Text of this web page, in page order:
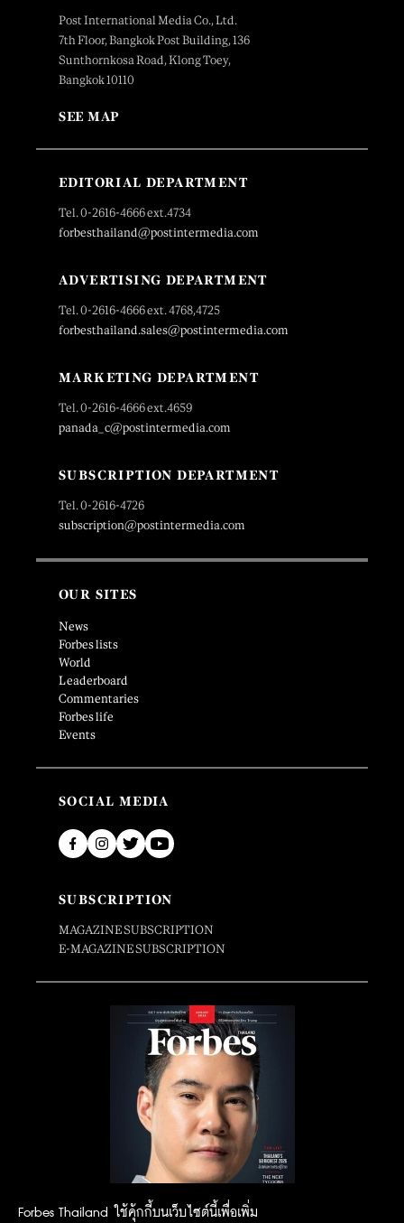
Forbes Thailand ใช้คุ้กกี้บนเว็บไซต์นี้เพื่อเพิ่ม
Post International Media Co., Ltd.
7th Floor, Bangkok Post Building, 136
Sunthornkosa Road, Klong Toey,
Bangkok 10110
SEE MAP
EDITORIAL DEPARTMENT
Tel. 0-2616-4666 ext.4734
forbesthailand@postintermedia.com
ADVERTISING DEPARTMENT
Tel. 0-2616-4666 ext. 4768,4725
forbesthailand.sales@postintermedia.com
MARKETING DEPARTMENT
Tel. 0-2616-4666 ext.4659
panada_c@postintermedia.com
SUBSCRIPTION DEPARTMENT
Tel. 0-2616-4726
subscription@postintermedia.com
OUR SITES
News
Forbes lists
World
Leaderboard
Commentaries
Forbes life
Events
SOCIAL MEDIA
SUBSCRIPTION
MAGAZINE SUBSCRIPTION
E-MAGAZINE SUBSCRIPTION